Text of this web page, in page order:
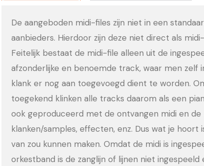
De aangeboden midi-files zijn niet in een
aanbieders. Hierdoor zijn deze niet direct als
Feitelijk bestaat de midi-file alleen uit de
afzonderlijke en benoemde track, waar men zelf
klank er nog aan toegevoegd dient te worden.
toegekend klinken alle tracks daarom als een
ook geproduceerd met de ontvangen midi en de
klanken/samples, effecten, enz. Dus wat je
van zou kunnen maken. Omdat de midi is
orkestband is de zanglijn of lijnen niet